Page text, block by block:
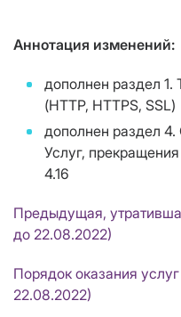
Аннотация изменений:
дополнен раздел
(HTTP, HTTPS, SSL)
дополнен раздел
Услуг,
4.16
Предыдущая,
до 22.08.2022)
Порядок оказания
22.08.2022)